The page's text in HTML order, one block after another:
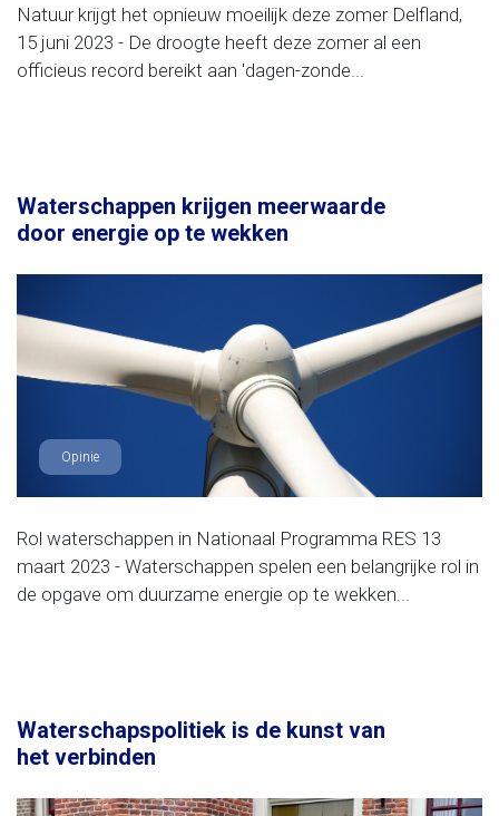
Natuur krijgt het opnieuw moeilijk deze zomer Delfland,
15 juni 2023 - De droogte heeft deze zomer al een
officieus record bereikt aan 'dagen-zonde...
Waterschappen krijgen meerwaarde
door energie op te wekken
Opinie
Rol waterschappen in Nationaal Programma RES 13
maart 2023 - Waterschappen spelen een belangrijke rol in
de opgave om duurzame energie op te wekken...
Waterschapspolitiek is de kunst van
het verbinden